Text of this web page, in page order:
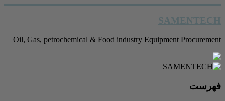
به
SAMENTECH
Oil, Gas, petrochemical & Food industry Equipment Procurement
فهرست